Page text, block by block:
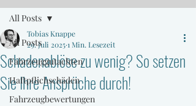
All Posts
Fahrzeuggutachten
Haftpflichschäden
Fahrzeugbewertungen
All Posts
Schadenablöse zu wenig? So setzen
Sie Ihre Ansprüche durch!
Tobias Knappe
29. Juli 20251 Min. Lesezeit